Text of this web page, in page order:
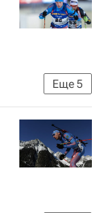
Еще5